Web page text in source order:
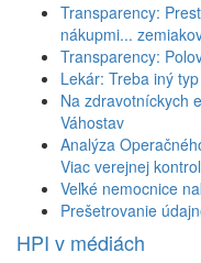
Transparency:
nákupmi...
Transparency:
Lekár: Treba iný
Na zdravotníckych
Váhostav
Analýza
Viac verejnej
Veľké nemocnice
Prešetrovanie
HPI v médiách